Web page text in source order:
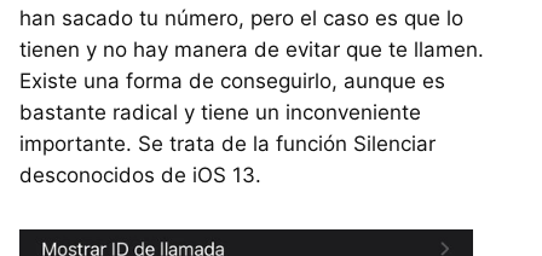
han sacado tu número, pero el caso es que lo
tienen y no hay manera de evitar que te llamen.
Existe una forma de conseguirlo, aunque es
bastante radical y tiene un inconveniente
importante. Se trata de la función Silenciar
desconocidos de iOS 13.